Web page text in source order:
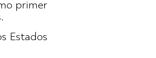
primer
Estados